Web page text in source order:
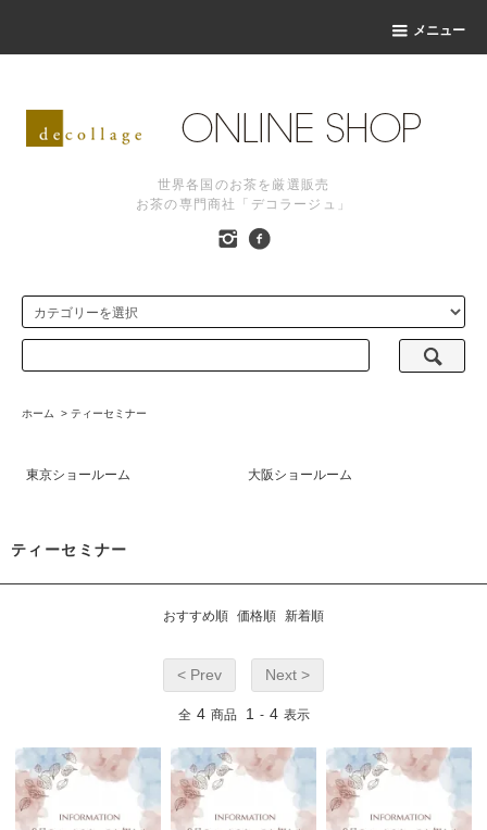
メニュー
世界各国のお茶を厳選販売
お茶の専門商社「デコラージュ」
ホーム > ティーセミナー
東京ショールーム 大阪ショールーム
ティーセミナー
おすすめ順 価格順 新着順
< Prev Next >
全 4 商品 1 - 4 表示